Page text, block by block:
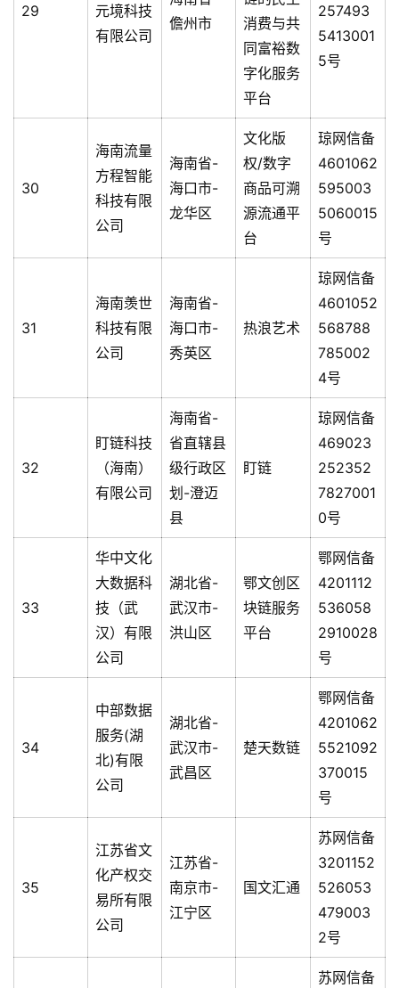
29
元境科技
有限公司
儋州市
消费与共
同富裕数
字化服务
平台
257493
5413001
5号
30
海南流量
方程智能
科技有限
公司
海南省-
海口市-
龙华区
文化版
权/数字
商品可溯
源流通平
台
琼网信备
4601062
595003
5060015
号
31
海南羡世
科技有限
公司
海南省-
海口市-
秀英区
热浪艺术
琼网信备
4601052
568788
785002
4号
32
盯链科技
（海南）
有限公司
海南省-
省直辖县
级行政区
划-澄迈
县
盯链
琼网信备
469023
252352
7827001
0号
33
华中文化
大数据科
技（武
汉）有限
公司
湖北省-
武汉市-
洪山区
鄂文创区
块链服务
平台
鄂网信备
4201112
536058
2910028
号
34
中部数据
服务(湖
北)有限
公司
湖北省-
武汉市-
武昌区
楚天数链
鄂网信备
4201062
5521092
370015
号
35
江苏省文
化产权交
易所有限
公司
江苏省-
南京市-
江宁区
国文汇通
苏网信备
3201152
526053
479003
2号
苏网信备